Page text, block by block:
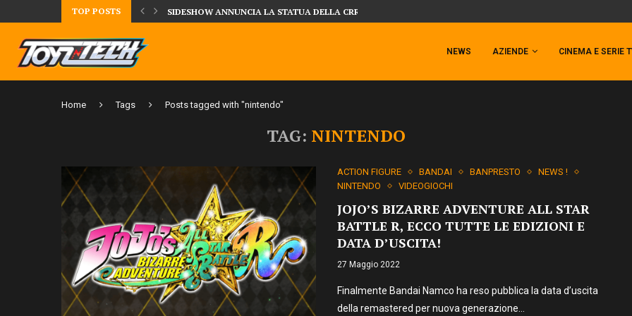
TOP POSTS
LA FIGURE DI IPPO MAKUNOUCHI! SIDESHOW ANNUNCIA LA STATUA DELLA CRRATURA DELLA LAGUNA...
NEWS AZIENDE CINEMA E SERIE
Home Tags Posts tagged with "nintendo"
TAG: NINTENDO
ACTION FIGURE BANDAI BANPRESTO
NEWS !
NINTENDO
VIDEOGIOCHI
JOJO’S BIZARRE ADVENTURE ALL STAR
BATTLE R, ECCO TUTTE LE EDIZIONI E
DATA D’USCITA!
27 Maggio 2022
Finalmente Bandai Namco ha reso pubblica la data d’uscita
della remastered per nuova generazione…